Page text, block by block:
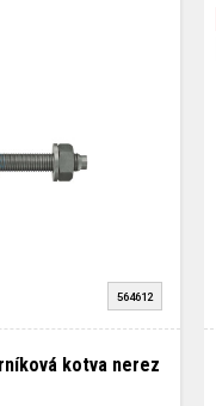
564612
kotva nerez